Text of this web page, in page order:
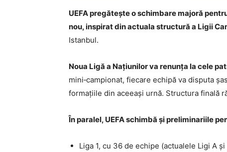
UEFA pregătește o schimbare majoră
nou, inspirat din actuala structură a Ligii
Istanbul.
Noua Ligă a Națiunilor va renunța la cele
mini‑campionat, fiecare echipă va disputa
formațiile din aceeași urnă. Structura finală
În paralel, UEFA schimbă și preliminariile
Liga 1, cu 36 de echipe (actualele Ligi A și